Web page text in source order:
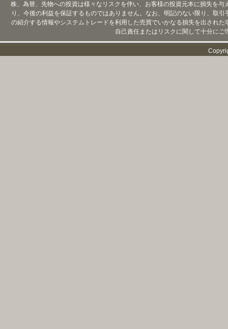
株、為替、先物への投資は様々なリスクを伴い、お客様の投資元本に損失を
り、今後の利益を保証するものではありません。なお、明記のない限り、取
の紹介する情報やシステムトレードを利用した売買でいかなる損失を出され
自己責任またはリスクに関して十分に